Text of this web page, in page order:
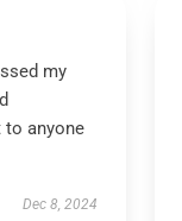
my
to anyone
Dec 8, 2024